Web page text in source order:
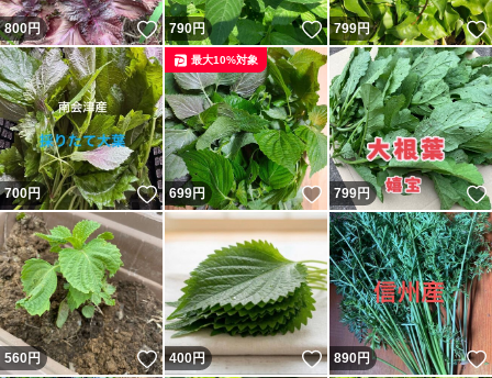
800円 いいね！
790円 いいね！
799円
700円 いいね！
699円 いいね！
最大10%対象
799円
560円 いいね！
400円 いいね！
890円